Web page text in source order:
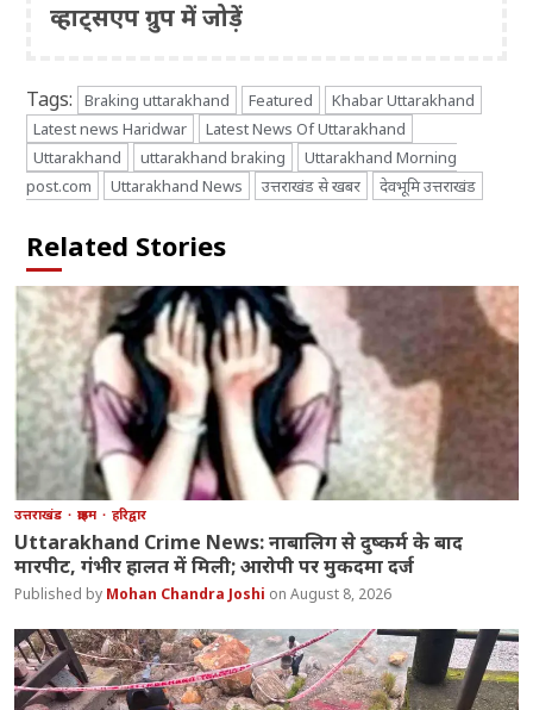
व्हाट्सएप ग्रुप में जोड़ें
Tags: Braking uttarakhand Featured
Khabar Uttarakhand
Latest news Haridwar
Latest News Of Uttarakhand
Uttarakhand
uttarakhand braking
Uttarakhand Morning
post.com
Uttarakhand News उत्तराखंड से खबर देवभूमि उत्तराखंड
Related Stories
उत्तराखंड क्राइम हरिद्वार
Uttarakhand Crime News: नाबालिग से दुष्कर्म के बाद
मारपीट, गंभीर हालत में मिली; आरोपी पर मुकदमा दर्ज
Mohan Chandra Joshi August 8, 2026